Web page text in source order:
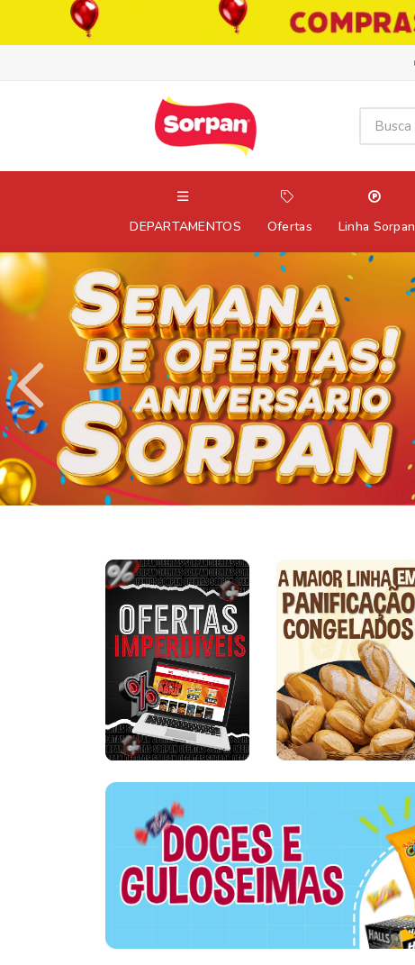
DEPARTAMENTOS Ofertas Linha Sorpan